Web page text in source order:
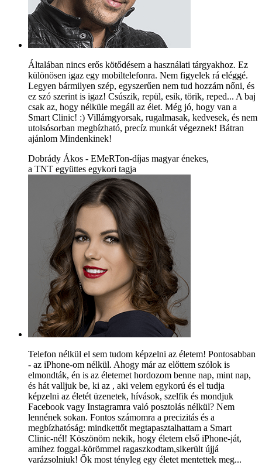
Általában nincs erős kötődésem a használati tárgyakhoz. Ez
különösen igaz egy mobiltelefonra. Nem figyelek rá eléggé.
Legyen bármilyen szép, egyszerűen nem tud hozzám nőni, és
ez szó szerint is igaz! Csúszik, repül, esik, törik, reped... A baj
csak az, hogy nélküle megáll az élet. Még jó, hogy van a
Smart Clinic! :) Villámgyorsak, rugalmasak, kedvesek, és nem
utolsósorban megbízható, precíz munkát végeznek! Bátran
ajánlom Mindenkinek!
Dobrády Ákos - EMeRTon-díjas magyar énekes,
a TNT együttes egykori tagja
Telefon nélkül el sem tudom képzelni az életem! Pontosabban
- az iPhone-om nélkül. Ahogy már az előttem szólok is
elmondták, én is az életemet hordozom benne nap, mint nap,
és hát valljuk be, ki az , aki velem egykorú és el tudja
képzelni az életét üzenetek, hívások, szelfik és mondjuk
Facebook vagy Instagramra való posztolás nélkül? Nem
lennének sokan. Fontos számomra a precizitás és a
megbízhatóság: mindkettőt megtapasztalhattam a Smart
Clinic-nél! Köszönöm nekik, hogy életem első iPhone-ját,
amihez foggal-körömmel ragaszkodtam,sikerült újjá
varázsolniuk! Ők most tényleg egy életet mentettek meg...